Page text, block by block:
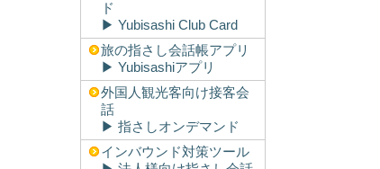
ド
▶︎ Yubisashi Club Card
旅の指さし会話帳アプリ
▶︎ Yubisashiアプリ
外国人観光客向け接客会
話
▶︎ 指さしオンデマンド
インバウンド対策ツール